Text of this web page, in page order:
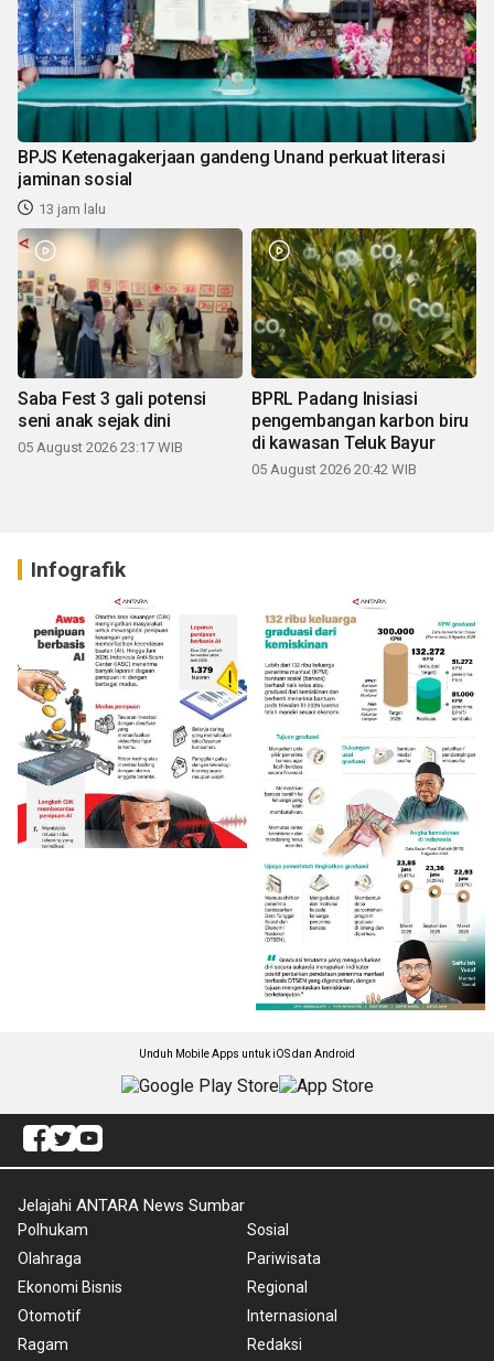
BPJS Ketenagakerjaan gandeng Unand perkuat literasi
jaminan sosial
13 jam lalu
Saba Fest 3 gali potensi
seni anak sejak dini
05 August 2026 23:17 WIB
BPRL Padang Inisiasi
pengembangan karbon biru
di kawasan Teluk Bayur
05 August 2026 20:42 WIB
Infografik
Unduh Mobile Apps untuk iOS dan Android
Jelajahi ANTARA News Sumbar
Polhukam
Olahraga
Ekonomi Bisnis
Otomotif
Ragam
Sosial
Pariwisata
Regional
Internasional
Redaksi